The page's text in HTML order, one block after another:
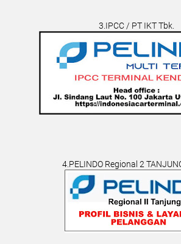
3.IPCC / PT IKT Tbk.
4.PELINDO Regional 2